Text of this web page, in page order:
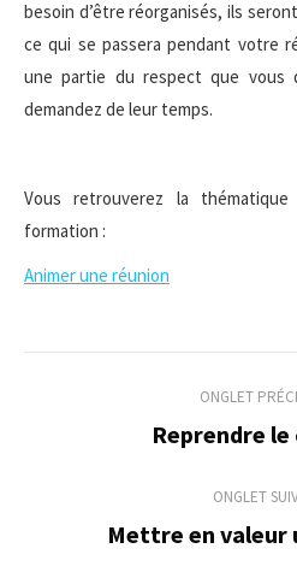
besoin d’être réorganisés, ils
ce qui se passera pendant votre
une partie du respect que vous
demandez de leur temps.
Vous retrouverez la
formation :
Animer une réunion
commentaire
ONGLET
Reprendre
ONGLET
Mettre en valeur